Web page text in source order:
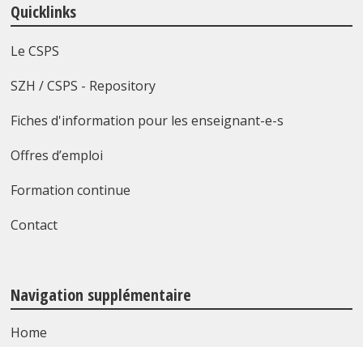
Quicklinks
Le CSPS
SZH / CSPS - Repository
Fiches d'information pour les enseignant-e-s
Offres d’emploi
Formation continue
Contact
Navigation supplémentaire
Home